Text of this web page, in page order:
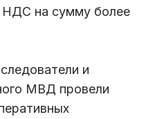
на сумму более
и
МВД провели